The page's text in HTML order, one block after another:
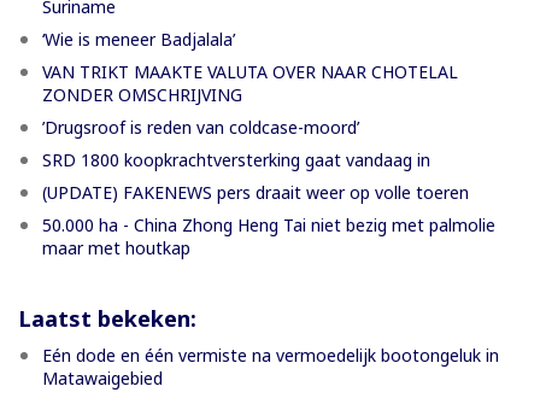
Suriname
‘Wie is meneer Badjalala’
VAN TRIKT MAAKTE VALUTA OVER NAAR CHOTELAL
ZONDER OMSCHRIJVING
’Drugsroof is reden van coldcase-moord’
SRD 1800 koopkrachtversterking gaat vandaag in
(UPDATE) FAKENEWS pers draait weer op volle toeren
50.000 ha - China Zhong Heng Tai niet bezig met palmolie
maar met houtkap
Laatst bekeken:
Eén dode en één vermiste na vermoedelijk bootongeluk in
Matawaigebied